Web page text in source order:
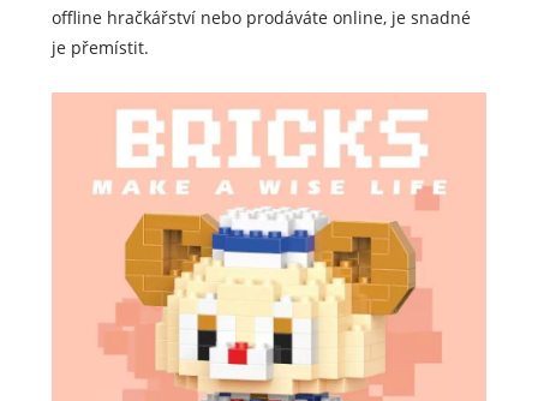
offline hračkářství nebo prodáváte online, je snadné
je přemístit.